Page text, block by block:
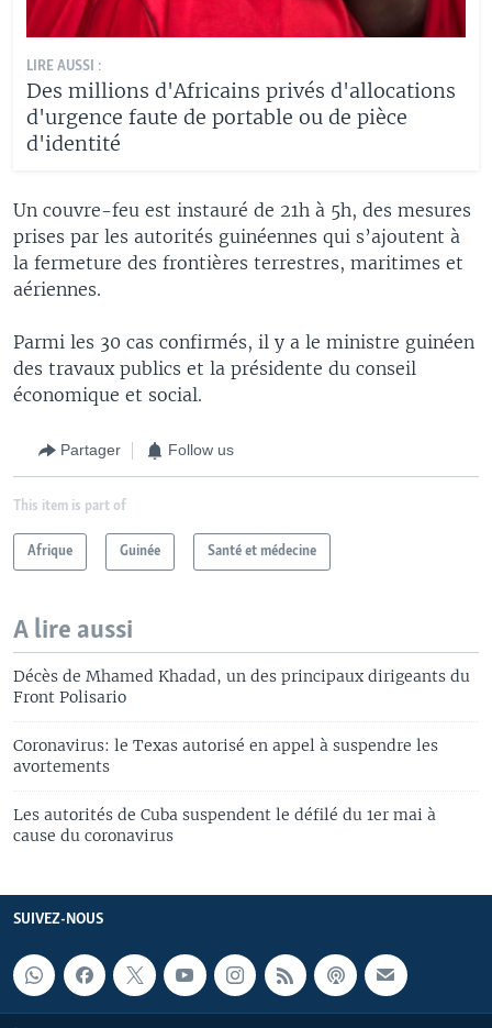
LIRE AUSSI :
Des millions d'Africains privés d'allocations
d'urgence faute de portable ou de pièce
d'identité
Un couvre-feu est instauré de 21h à 5h, des mesures
prises par les autorités guinéennes qui s’ajoutent à
la fermeture des frontières terrestres, maritimes et
aériennes.
Parmi les 30 cas confirmés, il y a le ministre guinéen
des travaux publics et la présidente du conseil
économique et social.
Partager Follow us
This item is part of
Afrique Guinée Santé et médecine
A lire aussi
Décès de Mhamed Khadad, un des principaux dirigeants du
Front Polisario
Coronavirus: le Texas autorisé en appel à suspendre les
avortements
Les autorités de Cuba suspendent le défilé du 1er mai à
cause du coronavirus
SUIVEZ-NOUS